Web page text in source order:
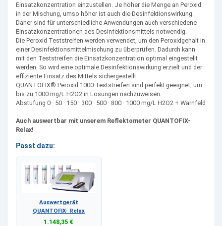
Einsatzkonzentration einzustellen. Je höher die Menge an Peroxid
in der Mischung, umso höher ist auch die Desinfektionswirkung.
Daher sind für unterschiedliche Anwendungen auch verschiedene
Einsatzkonzentrationen des Desinfektionsmittels notwendig.
Die Peroxid Teststreifen werden verwendet, um den Peroxidgehalt in
einer Desinfektionsmittelmischung zu überprüfen. Dadurch kann
mit den Teststreifen die Einsatzkonzentration optimal eingestellt
werden. So wird eine optimale Desinfektionswirkung erzielt und der
effiziente Einsatz des Mittels sichergestellt.
QUANTOFIX® Peroxid 1000 Teststreifen sind perfekt geeignet, um
bis zu 1000 mg/L H2O2 in Lösungen nachzuweisen.
Abstufung 0 · 50 · 150 · 300 · 500 · 800 · 1000 mg/L H2O2 + Warnfeld
Auch auswertbar mit unserem Reflektometer QUANTOFIX-
Relax!
Passt dazu:
Auswertgerät
QUANTOFIX- Relax
1.148,35 €